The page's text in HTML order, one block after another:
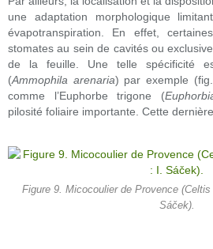
une adaptation morphologique
évapotranspiration. En effet,
stomates au sein de cavités ou
de la feuille. Une telle spécificité
(Ammophila arenaria) par exemple (fig.
comme l’Euphorbe trigone (
pilosité foliaire importante. Cette
Figure 9. Micocoulier de Provence
Sáček).